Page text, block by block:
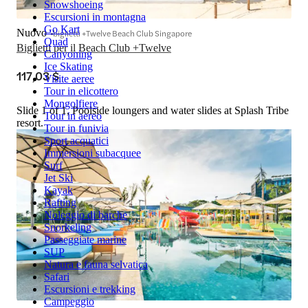
Snowshoeing
Escursioni in montagna
Go Kart
Quad
Canyoning
Ice Skating
Visite aeree
Tour in elicottero
Mongolfiere
Tour in aereo
Tour in funivia
Sport acquatici
Immersioni subacquee
Surf
Jet Ski
Kayak
Rafting
Noleggio di barche
Snorkeling
Passeggiate marine
SUP
Natura e fauna selvatica
Safari
Escursioni e trekking
Campeggio
Biglietti per il Beach Club +Twelve
Nuovo biglietti +Twelve Beach Club Singapore
117,03 $
Slide 1 of 1, Poolside loungers and water slides at Splash Tribe
resort.